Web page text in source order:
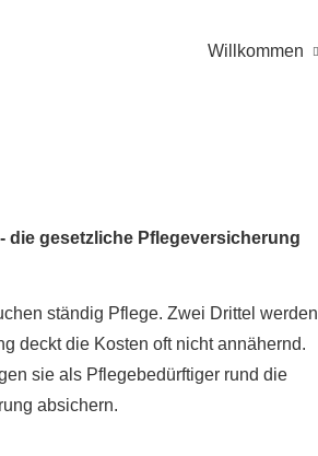
Willkommen
die gesetzliche Pflege­ver­si­che­rung
ständig Pflege. Zwei Drittel werden
deckt die Kosten oft nicht annähernd.
sie als Pflegebedürftiger rund die
absichern.